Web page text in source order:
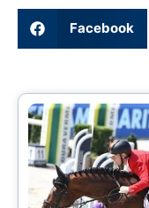
Facebook